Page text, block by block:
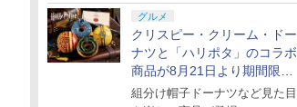
グルメ
クリスピー・クリーム・ドー
ナツと「ハリポタ」のコラボ
商品が8月21日より期間限定
で発売
組分け帽子ドーナツなど見た目